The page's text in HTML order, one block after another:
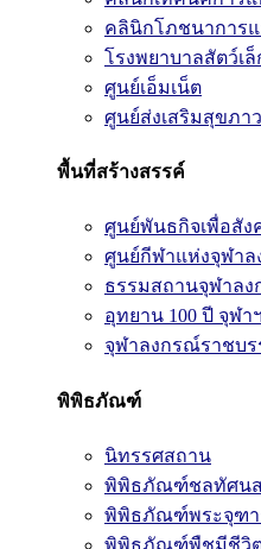
คลินิกโภชนาการ
โรงพยาบาลสัตว์เ
ศูนย์เอ็มเน็ต
ศูนย์ส่งเสริมสุขภา
พื้นที่สร้างสรรค์
ศูนย์พันธกิจเพื่อสัง
ศูนย์กีฬาแห่งจุฬา
ธรรมสถานจุฬาล
อุทยาน 100 ปี จุฬาฯ
จุฬาลงกรณ์ราชบ
พิพิธภัณฑ์
นิทรรศสถาน
พิพิธภัณฑ์ชลทัศน
พิพิธภัณฑ์พระจุฑา
พิพิธภัณฑ์พืชมีชีวิ